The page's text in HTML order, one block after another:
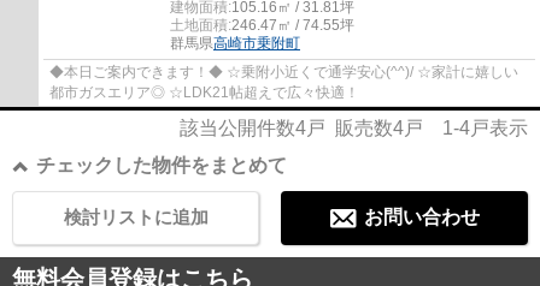
建物面積:105.16㎡ / 31.81坪
土地面積:246.47㎡ / 74.55坪
群馬県高崎市乗附町
◆本日ご案内できます！◆ ☆乗附小近くで通学安心(^^)/ ☆家計に嬉しい
都市ガスエリア◎ ☆LDK21帖超えで広々快適！
該当公開件数4戸 販売数4戸 1-4戸表示
チェックした物件をまとめて
お問い合わせ
検討リストに追加
無料会員登録はこちら